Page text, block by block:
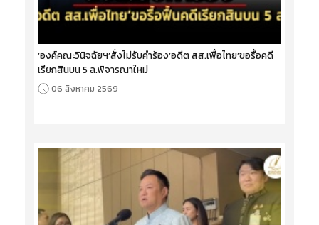
‘องค์คณะวินิจฉัยฯ’สั่งไม่รับคำร้อง‘อดีต สส.เพื่อไทย’ขอรื้อคดี
เรียกสินบน 5 ล.พิจารณาใหม่
06 สิงหาคม 2569